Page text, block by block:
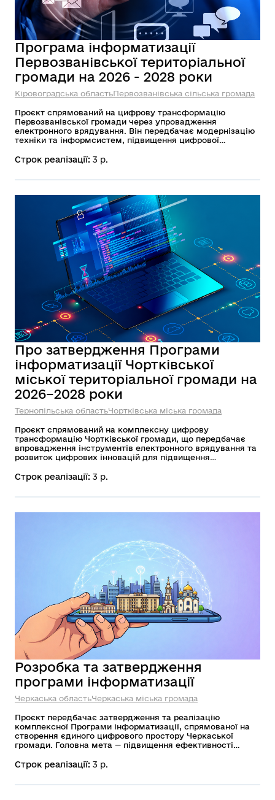
Програма інформатизації
Первозванівської територіальної
громади на 2026 - 2028 роки
Кіровоградська областьПервозванівська сільська громада
Проєкт спрямований на цифрову трансформацію
Первозванівської громади через упровадження
електронного врядування. Він передбачає модернізацію
техніки та інформсистем, підвищення цифрової
до публічних послуг. Головна мета — зробити взаємодію
Строк реалізації: 3 р.
Про затвердження Програми
інформатизації Чортківської
міської територіальної громади на
2026–2028 роки
Тернопільська областьЧортківська міська громада
Проєкт спрямований на комплексну цифрову
трансформацію Чортківської громади, що передбачає
впровадження інструментів електронного врядування та
розвиток цифрових інновацій для підвищення
модернізацію технічного забезпечення органів
послуг, що в результаті зробить взаємодію між владою і
Строк реалізації: 3 р.
Розробка та затвердження
програми інформатизації
Черкаська областьЧеркаська міська громада
Проєкт передбачає затвердження та реалізацію
комплексної Програми інформатизації, спрямованої на
створення єдиного цифрового простору Черкаської
громади. Головна мета — підвищення ефективності
зручності цифрових послуг, розвиток електронної
Строк реалізації: 3 р.